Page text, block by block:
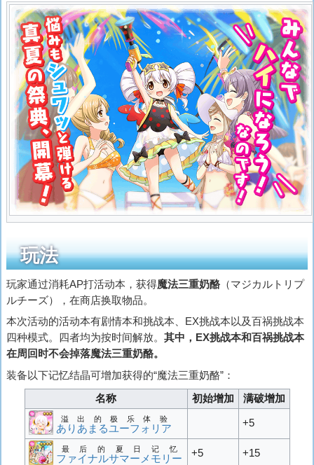
玩法
玩家通过消耗AP打活动本，获得魔法三重奶酪（マジカルトリプ
ルチーズ），在商店换取物品。
本次活动的活动本有剧情本和挑战本、EX挑战本以及百祸挑战本
四种模式。四者均为按时间解放。 其中，EX挑战本和百祸挑战本
在周回时不会掉落魔法三重奶酪。
装备以下记忆结晶可增加获得的“魔法三重奶酪”：
名称 初始增加 满破增加
ありあまるユーフォリア
溢出的极乐体验 +5
ファイナルサマーメモリー
最后的夏日记忆 +5 +15